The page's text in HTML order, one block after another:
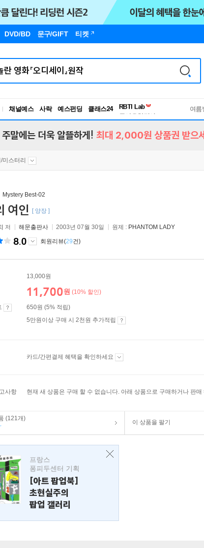
DVD/BD 문구/GIFT 티켓
채널예스 사락 예스펀딩 클래스24
독서유형검사
여름
주말에는 더욱 알뜰하게! 최대 2,000원 상품권 받으
미스터리
Mystery Best-02
여인 [ 양장 ]
저 해문출판사 2003년 07월 30일 원제 : PHANTOM LADY
8.0 회원리뷰(29건)
13,000원
11,700원 (10% 할인)
650원 (5% 적립)
5만원이상 구매 시 2천원 추가적립
카드/간편결제 혜택을 확인하세요
사항 현재 새 상품은 구매 할 수 없습니다. 아래 상품으로 구매하거나 판매
(121개)
이 상품을 팔기
프랑스
퐁피두센터 기획
[아트 팝업북]
초현실주의
팝업 갤러리